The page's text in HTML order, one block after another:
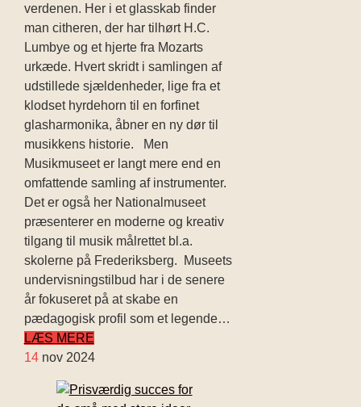
verdenen. Her i et glasskab finder
man citheren, der har tilhørt H.C.
Lumbye og et hjerte fra Mozarts
urkæde. Hvert skridt i samlingen af
udstillede sjældenheder, lige fra et
klodset hyrdehorn til en forfinet
glasharmonika, åbner en ny dør til
musikkens historie. Men
Musikmuseet er langt mere end en
omfattende samling af instrumenter.
Det er også her Nationalmuseet
præsenterer en moderne og kreativ
tilgang til musik målrettet bl.a.
skolerne på Frederiksberg. Museets
undervisningstilbud har i de senere
år fokuseret på at skabe en
pædagogisk profil som et legende…
LÆS MERE
14 nov 2024